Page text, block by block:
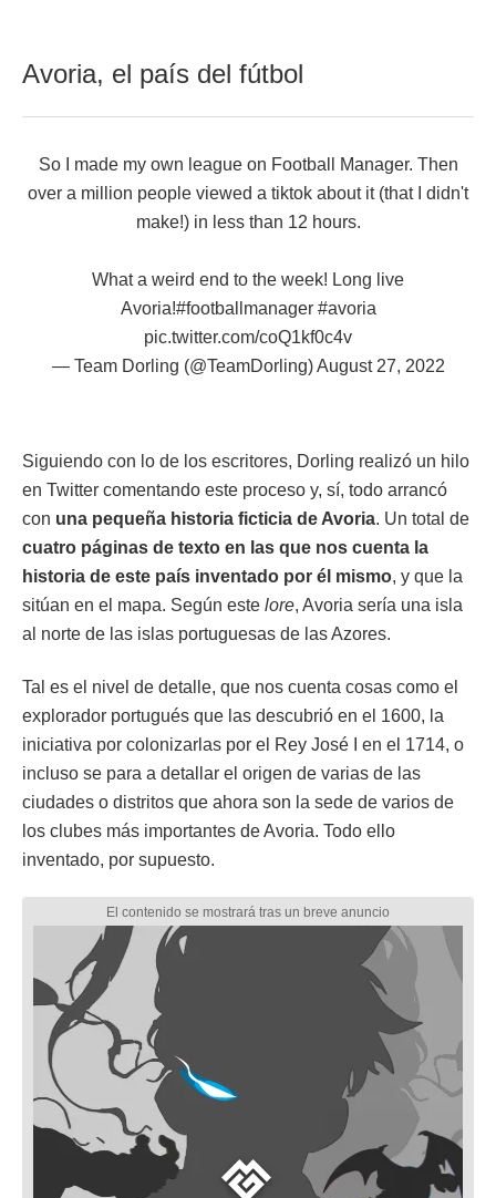
Avoria, el país del fútbol
So I made my own league on Football Manager. Then
over a million people viewed a tiktok about it (that I didn't
make!) in less than 12 hours.
What a weird end to the week! Long live
Avoria!#footballmanager #avoria
pic.twitter.com/coQ1kf0c4v
— Team Dorling (@TeamDorling)August 27, 2022
Siguiendo con lo de los escritores, Dorling realizó un hilo
en Twitter comentando este proceso y, sí, todo arrancó
con una pequeña historia ficticia de Avoria. Un total de
cuatro páginas de texto en las que nos cuenta la
historia de este país inventado por él mismo, y que la
sitúan en el mapa. Según este lore, Avoria sería una isla
al norte de las islas portuguesas de las Azores.
Tal es el nivel de detalle, que nos cuenta cosas como el
explorador portugués que las descubrió en el 1600, la
iniciativa por colonizarlas por el Rey José I en el 1714, o
incluso se para a detallar el origen de varias de las
ciudades o distritos que ahora son la sede de varios de
los clubes más importantes de Avoria. Todo ello
inventado, por supuesto.